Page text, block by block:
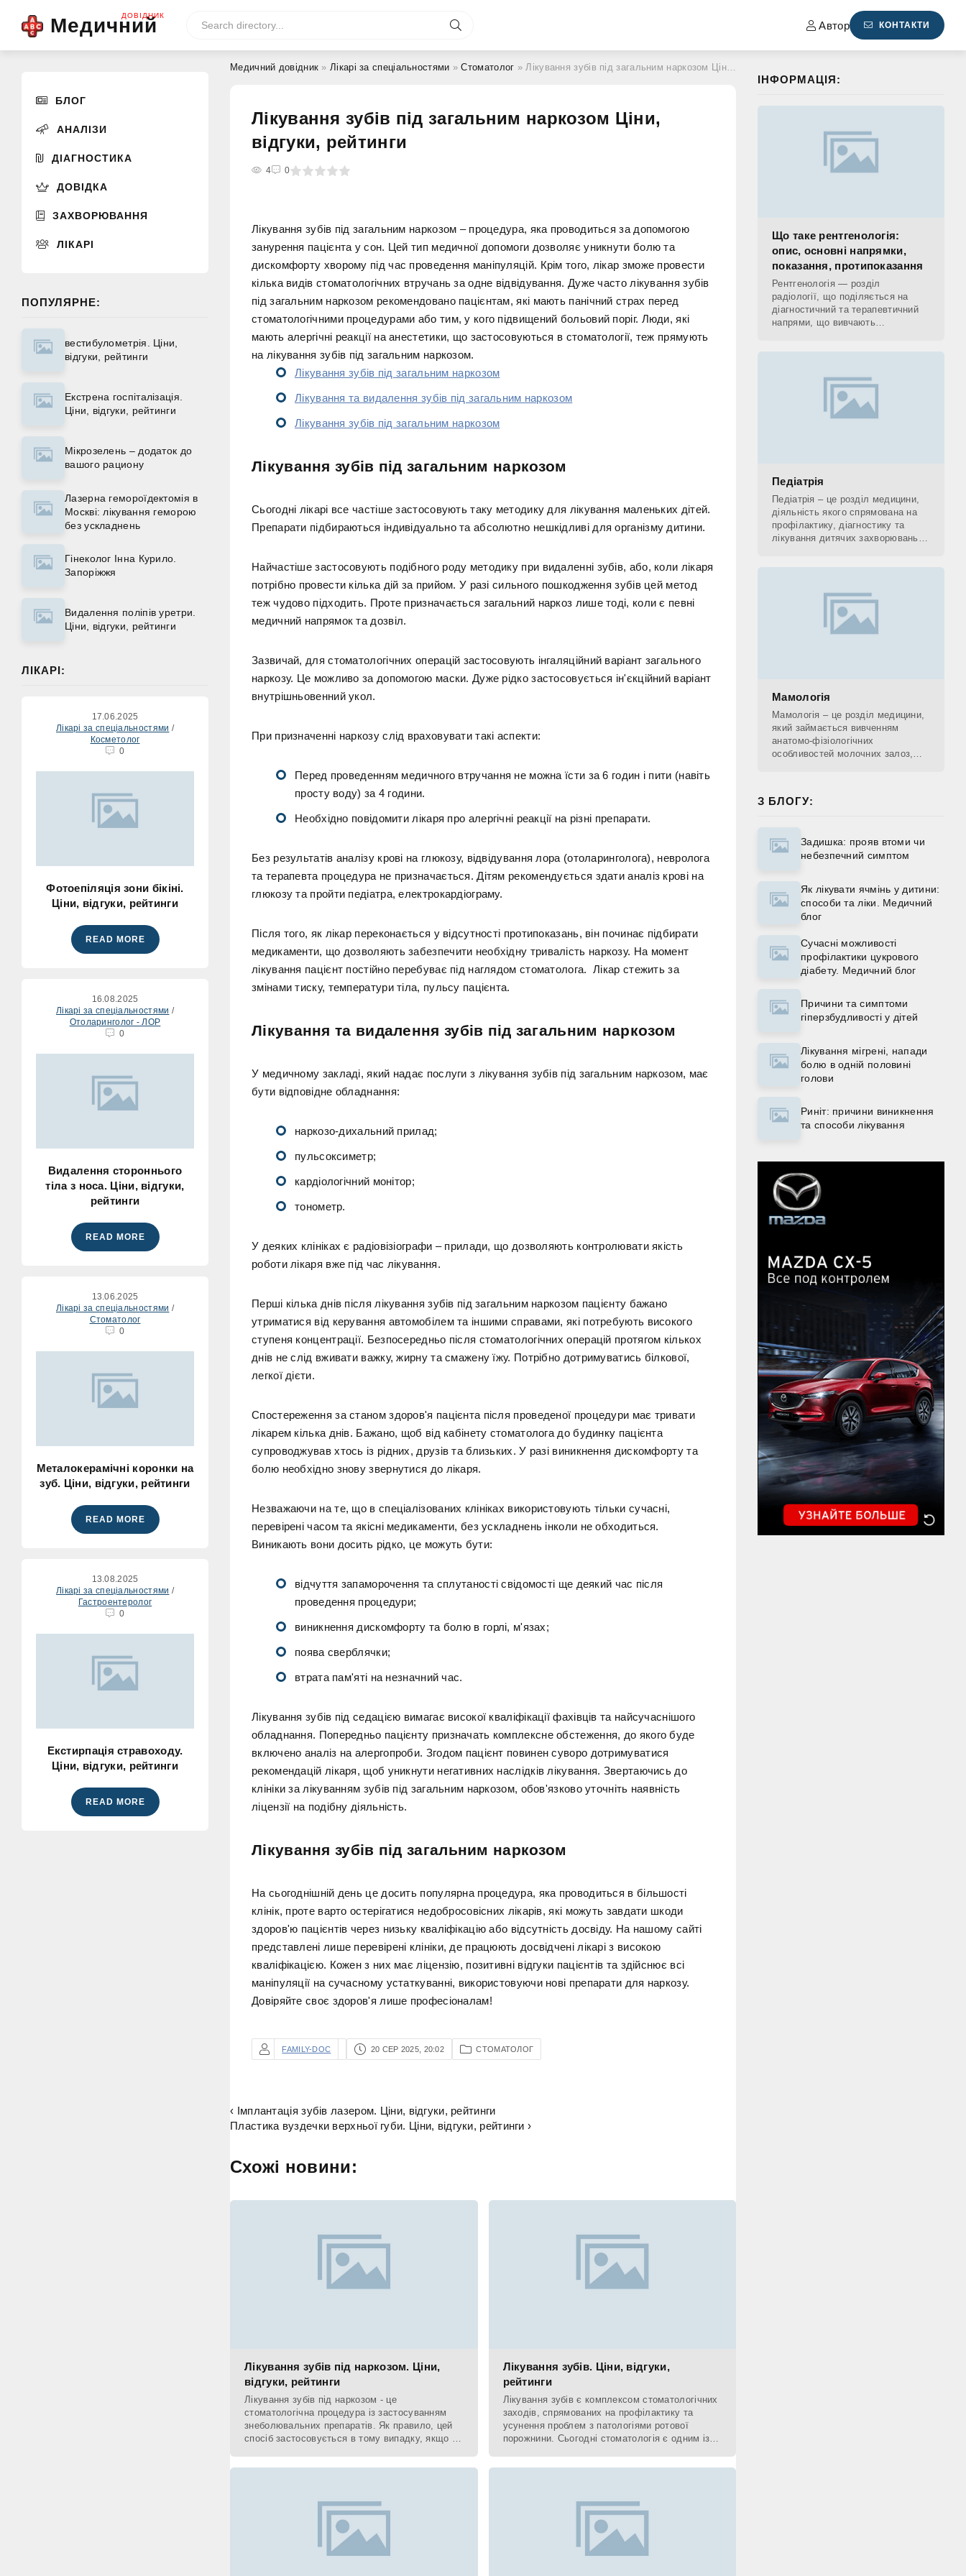
Медичний
ДОВІДНИК
Автор КОНТАКТИ
БЛОГ
АНАЛІЗИ
ДІАГНОСТИКА
ДОВІДКА
ЗАХВОРЮВАННЯ
ЛІКАРІ
ПОПУЛЯРНЕ:
вестибулометрія. Ціни,
відгуки, рейтинги
Екстрена госпіталізація.
Ціни, відгуки, рейтинги
Мікрозелень – додаток до
вашого рациону
Лазерна гемороїдектомія в
Москві: лікування геморою
без ускладнень
Гінеколог Інна Курило.
Запоріжжя
Видалення поліпів уретри.
Ціни, відгуки, рейтинги
ЛІКАРІ:
17.06.2025
Лікарі за спеціальностями /
Косметолог
0
Фотоепіляція зони бікіні.
Ціни, відгуки, рейтинги
READ MORE
16.08.2025
Лікарі за спеціальностями /
Отоларинголог - ЛОР
0
Видалення стороннього
тіла з носа. Ціни, відгуки,
рейтинги
READ MORE
13.06.2025
Лікарі за спеціальностями /
Стоматолог
0
Металокерамічні коронки на
зуб. Ціни, відгуки, рейтинги
READ MORE
13.08.2025
Лікарі за спеціальностями /
Гастроентеролог
0
Екстирпація стравоходу.
Ціни, відгуки, рейтинги
READ MORE
Медичний довідник »Лікарі за спеціальностями »Стоматолог » Лікування зубів під загальним наркозом Ціни, відгуки, рейтинги
Лікування зубів під загальним наркозом Ціни,
відгуки, рейтинги
4 0
4 5
Лікування зубів під загальним наркозом – процедура, яка проводиться за допомогою
занурення пацієнта у сон. Цей тип медичної допомоги дозволяє уникнути болю та
дискомфорту хворому під час проведення маніпуляцій. Крім того, лікар зможе провести
кілька видів стоматологічних втручань за одне відвідування. Дуже часто лікування зубів
під загальним наркозом рекомендовано пацієнтам, які мають панічний страх перед
стоматологічними процедурами або тим, у кого підвищений больовий поріг. Люди, які
мають алергічні реакції на анестетики, що застосовуються в стоматології, теж прямують
на лікування зубів під загальним наркозом.
Лікування зубів під загальним наркозом
Лікування та видалення зубів під загальним наркозом
Лікування зубів під загальним наркозом
Лікування зубів під загальним наркозом
Сьогодні лікарі все частіше застосовують таку методику для лікування маленьких дітей.
Препарати підбираються індивідуально та абсолютно нешкідливі для організму дитини.
Найчастіше застосовують подібного роду методику при видаленні зубів, або, коли лікаря
потрібно провести кілька дій за прийом. У разі сильного пошкодження зубів цей метод
теж чудово підходить. Проте призначається загальний наркоз лише тоді, коли є певні
медичний напрямок та дозвіл.
Зазвичай, для стоматологічних операцій застосовують інгаляційний варіант загального
наркозу. Це можливо за допомогою маски. Дуже рідко застосовується ін'єкційний варіант
внутрішньовенний укол.
При призначенні наркозу слід враховувати такі аспекти:
Перед проведенням медичного втручання не можна їсти за 6 годин і пити (навіть
просту воду) за 4 години.
Необхідно повідомити лікаря про алергічні реакції на різні препарати.
Без результатів аналізу крові на глюкозу, відвідування лора (отоларинголога), невролога
та терапевта процедура не призначається. Дітям рекомендується здати аналіз крові на
глюкозу та пройти педіатра, електрокардіограму.
Після того, як лікар переконається у відсутності протипоказань, він починає підбирати
медикаменти, що дозволяють забезпечити необхідну тривалість наркозу. На момент
лікування пацієнт постійно перебуває під наглядом стоматолога. Лікар стежить за
змінами тиску, температури тіла, пульсу пацієнта.
Лікування та видалення зубів під загальним наркозом
У медичному закладі, який надає послуги з лікування зубів під загальним наркозом, має
бути відповідне обладнання:
наркозо-дихальний прилад;
пульсоксиметр;
кардіологічний монітор;
тонометр.
У деяких клініках є радіовізіографи – прилади, що дозволяють контролювати якість
роботи лікаря вже під час лікування.
Перші кілька днів після лікування зубів під загальним наркозом пацієнту бажано
утриматися від керування автомобілем та іншими справами, які потребують високого
ступеня концентрації. Безпосередньо після стоматологічних операцій протягом кількох
днів не слід вживати важку, жирну та смажену їжу. Потрібно дотримуватись білкової,
легкої дієти.
Спостереження за станом здоров'я пацієнта після проведеної процедури має тривати
лікарем кілька днів. Бажано, щоб від кабінету стоматолога до будинку пацієнта
супроводжував хтось із рідних, друзів та близьких. У разі виникнення дискомфорту та
болю необхідно знову звернутися до лікаря.
Незважаючи на те, що в спеціалізованих клініках використовують тільки сучасні,
перевірені часом та якісні медикаменти, без ускладнень інколи не обходиться.
Виникають вони досить рідко, це можуть бути:
відчуття запаморочення та сплутаності свідомості ще деякий час після
проведення процедури;
виникнення дискомфорту та болю в горлі, м'язах;
поява сверблячки;
втрата пам'яті на незначний час.
Лікування зубів під седацією вимагає високої кваліфікації фахівців та найсучаснішого
обладнання. Попередньо пацієнту призначать комплексне обстеження, до якого буде
включено аналіз на алергопроби. Згодом пацієнт повинен суворо дотримуватися
рекомендацій лікаря, щоб уникнути негативних наслідків лікування. Звертаючись до
клініки за лікуванням зубів під загальним наркозом, обов'язково уточніть наявність
ліцензії на подібну діяльність.
Лікування зубів під загальним наркозом
На сьогоднішній день це досить популярна процедура, яка проводиться в більшості
клінік, проте варто остерігатися недобросовісних лікарів, які можуть завдати шкоди
здоров'ю пацієнтів через низьку кваліфікацію або відсутність досвіду. На нашому сайті
представлені лише перевірені клініки, де працюють досвідчені лікарі з високою
кваліфікацією. Кожен з них має ліцензію, позитивні відгуки пацієнтів та здійснює всі
маніпуляції на сучасному устаткуванні, використовуючи нові препарати для наркозу.
Довіряйте своє здоров'я лише професіоналам!
FAMILY-DOC 20 СЕР 2025, 20:02 СТОМАТОЛОГ
‹ Імплантація зубів лазером. Ціни, відгуки, рейтинги
Пластика вуздечки верхньої губи. Ціни, відгуки, рейтинги ›
Схожі новини:
Лікування зубів під наркозом. Ціни,
відгуки, рейтинги
Лікування зубів під наркозом - це
стоматологічна процедура із застосуванням
знеболювальних препаратів. Як правило, цей
спосіб застосовується в тому випадку, якщо в
Лікування зубів. Ціни, відгуки,
рейтинги
Лікування зубів є комплексом стоматологічних
заходів, спрямованих на профілактику та
усунення проблем з патологіями ротової
порожнини. Сьогодні стоматологія є одним із
ІНФОРМАЦІЯ:
Що таке рентгенологія:
опис, основні напрямки,
показання, протипоказання
Рентгенологія — розділ
радіології, що поділяється на
діагностичний та терапевтичний
напрями, що вивчають
Педіатрія
Педіатрія – це розділ медицини,
діяльність якого спрямована на
профілактику, діагностику та
лікування дитячих захворювань, а
Мамологія
Мамологія – це розділ медицини,
який займається вивченням
анатомо-фізіологічних
особливостей молочних залоз,
З БЛОГУ:
Задишка: прояв втоми чи
небезпечний симптом
Як лікувати ячмінь у дитини:
способи та ліки. Медичний
блог
Сучасні можливості
профілактики цукрового
діабету. Медичний блог
Причини та симптоми
гіперзбудливості у дітей
Лікування мігрені, напади
болю в одній половині
голови
Риніт: причини виникнення
та способи лікування